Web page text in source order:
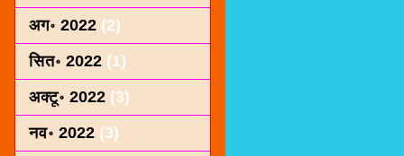
अग॰ 2022 (2)
सित॰ 2022 (1)
अक्टू॰ 2022 (3)
नव॰ 2022 (3)